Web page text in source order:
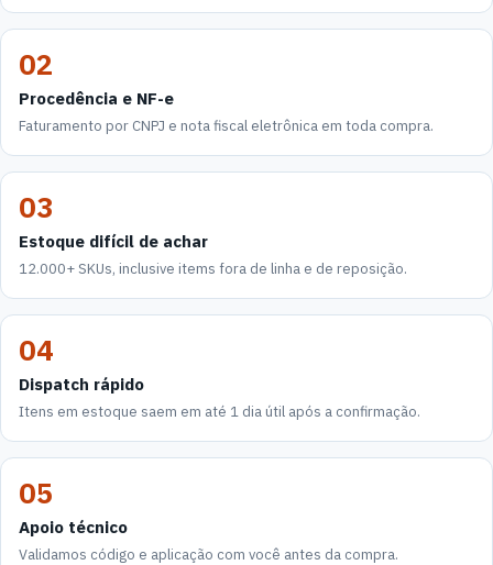
02
Procedência e NF-e
Faturamento por CNPJ e nota fiscal eletrônica em toda compra.
03
Estoque difícil de achar
12.000+ SKUs, inclusive items fora de linha e de reposição.
04
Dispatch rápido
Itens em estoque saem em até 1 dia útil após a confirmação.
05
Apoio técnico
Validamos código e aplicação com você antes da compra.